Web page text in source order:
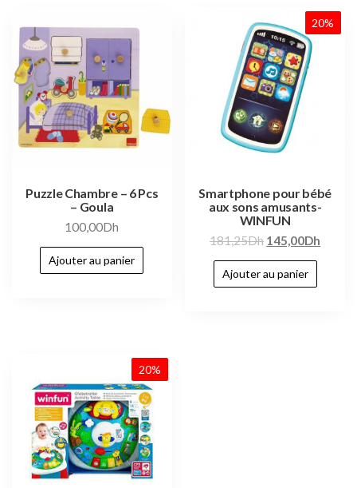
Puzzle Chambre – 6 Pcs
– Goula
100,00Dh
Ajouter au panier
20%
Smartphone pour bébé
aux sons amusants-
WINFUN
181,25Dh 145,00Dh
Ajouter au panier
20%